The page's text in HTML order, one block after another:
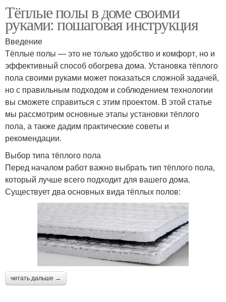
Тёплые полы в доме своими
руками: пошаговая инструкция
Введение
Тёплые полы — это не только удобство и комфорт, но и
эффективный способ обогрева дома. Установка тёплого
пола своими руками может показаться сложной задачей,
но с правильным подходом и соблюдением технологии
вы сможете справиться с этим проектом. В этой статье
мы рассмотрим основные этапы установки тёплого
пола, а также дадим практические советы и
рекомендации.
Выбор типа тёплого пола
Перед началом работ важно выбрать тип тёплого пола,
который лучше всего подходит для вашего дома.
Существует два основных вида тёплых полов:
читать дальше →